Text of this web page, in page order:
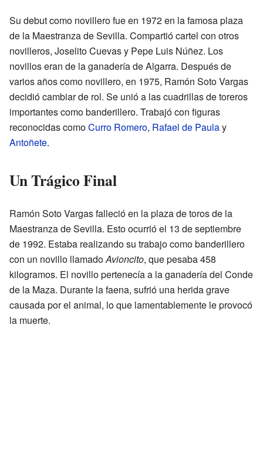
Su debut como novillero fue en 1972 en la famosa plaza
de la Maestranza de Sevilla. Compartió cartel con otros
novilleros, Joselito Cuevas y Pepe Luis Núñez. Los
novillos eran de la ganadería de Algarra. Después de
varios años como novillero, en 1975, Ramón Soto Vargas
decidió cambiar de rol. Se unió a las cuadrillas de toreros
importantes como banderillero. Trabajó con figuras
reconocidas comoCurro Romero, Rafael de Paulay
Antoñete.
Un Trágico Final
Ramón Soto Vargas falleció en la plaza de toros de la
Maestranza de Sevilla. Esto ocurrió el 13 de septiembre
de 1992. Estaba realizando su trabajo como banderillero
con un novillo llamadoAvioncito, que pesaba 458
kilogramos. El novillo pertenecía a la ganadería del Conde
de la Maza. Durante la faena, sufrió una herida grave
causada por el animal, lo que lamentablemente le provocó
la muerte.